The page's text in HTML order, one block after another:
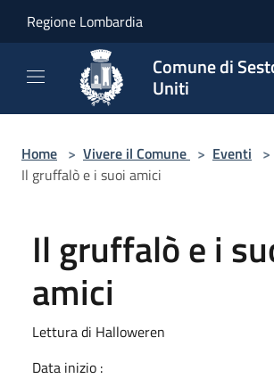
Regione Lombardia
Comune di
Uniti
Home > Vivere il Comune > Eventi >
Il gruffalò e i suoi amici
Il gruffalò e i
amici
Lettura di Halloweren
Data inizio :